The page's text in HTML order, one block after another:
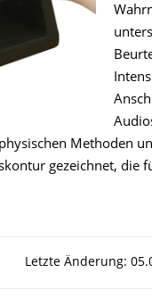
Methoden
gezeichnet, die
Letzte Änderung: